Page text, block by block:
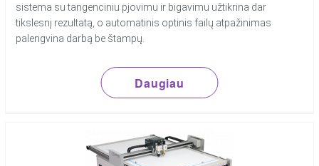
sistema su tangenciniu pjovimu ir bigavimu užtikrina dar
tikslesnį rezultatą, o automatinis optinis failų atpažinimas
palengvina darbą be štampų.
Daugiau